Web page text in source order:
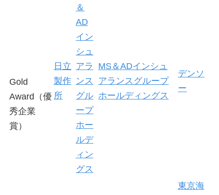
Gold
Award（優
秀企業
賞）
日立
製作
所
＆
AD
イン
シュ
アラ
ンス
グル
ープ
ホー
ルデ
ィン
グス
MS＆ADインシュ
アランスグループ
ホールディングス
デンソ
ー
東京海